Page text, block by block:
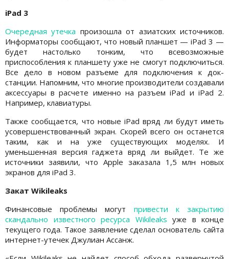
iPad 3
Очередная утечка произошла от азиатских источников.
Информаторы сообщают, что новый планшет — iPad 3 —
будет настолько тонким, что всевозможные
приспособления к планшету уже не смогут подключиться.
Все дело в новом разъеме для подключения к док-
станции. Напомним, что многие производители создавали
аксессуары в расчете именно на разъем iPad и iPad 2.
Например, клавиатуры.
Также сообщается, что новые iPad вряд ли будут иметь
усовершенствованный экран. Скорей всего он останется
таким, как и на уже существующих моделях. И
уменьшенная версия гаджета вряд ли выйдет. Те же
источники заявили, что Apple заказала 1,5 млн новых
экранов для iPad 3.
Закат Wikileaks
Финансовые проблемы могут привести к закрытию
скандально известного ресурса Wikileaks уже в конце
текущего года. Такое заявление сделал основатель сайта
интернет-утечек Джулиан Ассанж.